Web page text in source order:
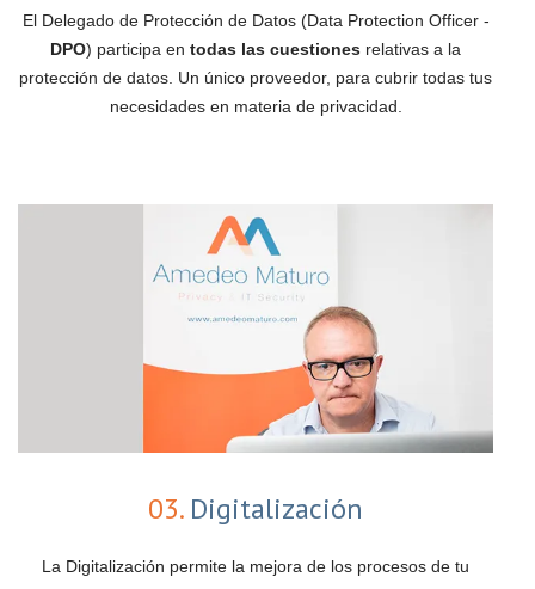
El Delegado de Protección de Datos (Data Protection Officer -
DPO) participa en todas las cuestiones relativas a la
protección de datos. Un único proveedor, para cubrir todas tus
necesidades en materia de privacidad.
03.Digitalización
La Digitalización permite la mejora de los procesos de tu